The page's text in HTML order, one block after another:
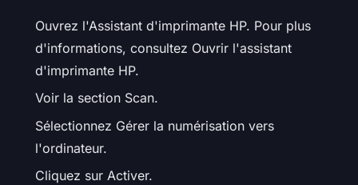
Ouvrez l'Assistant d'imprimante HP. Pour plus
d'informations, consultez Ouvrir l'assistant
d'imprimante HP.
Voir la section Scan.
Sélectionnez Gérer la numérisation vers
l'ordinateur.
Cliquez sur Activer.